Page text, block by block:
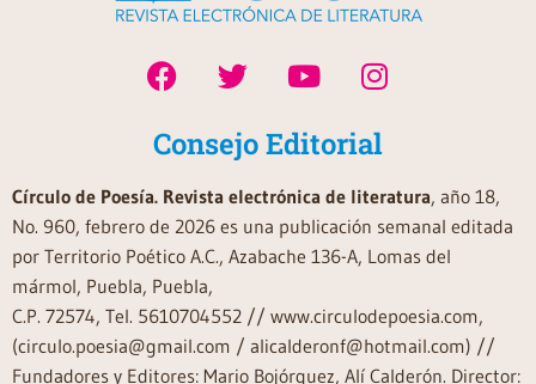
Consejo Editorial
Círculo de Poesía. Revista electrónica de literatura, año 18,
No. 960, febrero de 2026 es una publicación semanal editada
por Territorio Poético A.C., Azabache 136-A, Lomas del
mármol, Puebla, Puebla,
C.P. 72574, Tel. 5610704552 // www.circulodepoesia.com,
(circulo.poesia@gmail.com / alicalderonf@hotmail.com) //
Fundadores y Editores: Mario Bojórquez, Alí Calderón. Director: